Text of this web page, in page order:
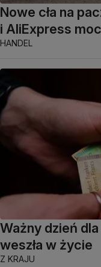
Nowe cła na
i AliExpress
HANDEL
Ważny dzień
weszła w życie
Z KRAJU